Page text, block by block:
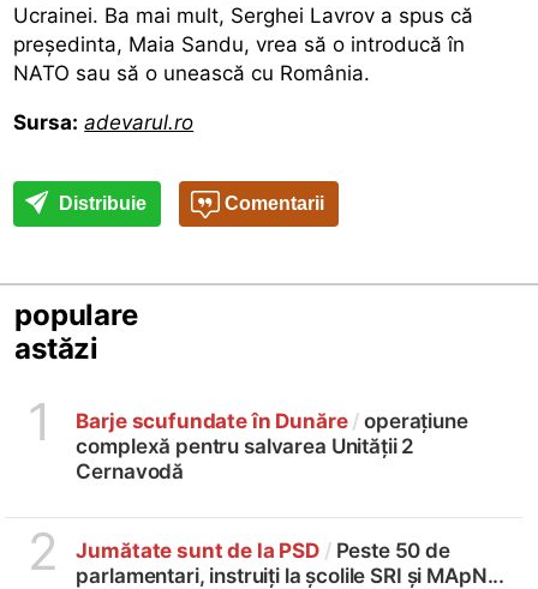
Ucrainei. Ba mai mult, Serghei Lavrov a spus că
președinta, Maia Sandu, vrea să o introducă în
NATO sau să o unească cu România.
Sursa: adevarul.ro
Distribuie Comentarii
populare
astăzi
1 Barje scufundate în Dunăre / operațiune
complexă pentru salvarea Unității 2
Cernavodă
2 Jumătate sunt de la PSD / Peste 50 de
parlamentari, instruiți la școlile SRI și MApN...